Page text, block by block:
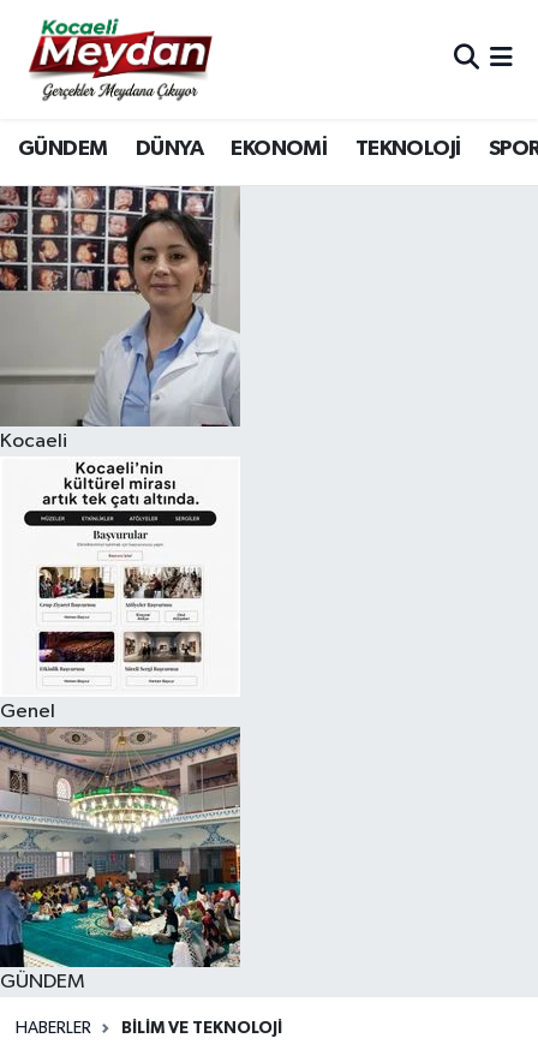
GÜNDEM DÜNYA EKONOMİ TEKNOLOJİ
Kocaeli
Genel
GÜNDEM
HABERLER BILIM VE TEKNOLOJI
Nöbetçi Eczaneler
Hava Durumu
Trafik Durumu
Süper Lig Puan Durumu ve Fikstür
Tüm Manşetler
Son Dakika Haberleri
Haber Arşivi